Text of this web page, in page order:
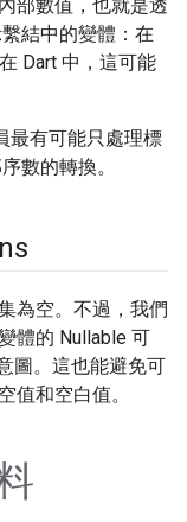
部數值，也就是透
結中的變體：在
Dart 中，這可能
最有可能只處理標
數的轉換。
為空。不過，我們
體的 Nullable 可
圖。這也能避免可
值和空白值。